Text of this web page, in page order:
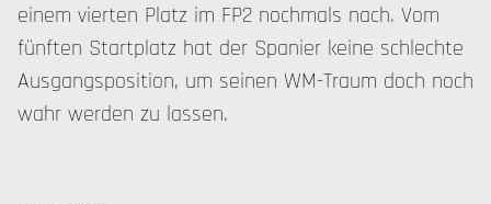
einem vierten Platz im FP2 nochmals nach. Vom
fünften Startplatz hat der Spanier keine schlechte
Ausgangsposition, um seinen WM-Traum doch noch
wahr werden zu lassen.